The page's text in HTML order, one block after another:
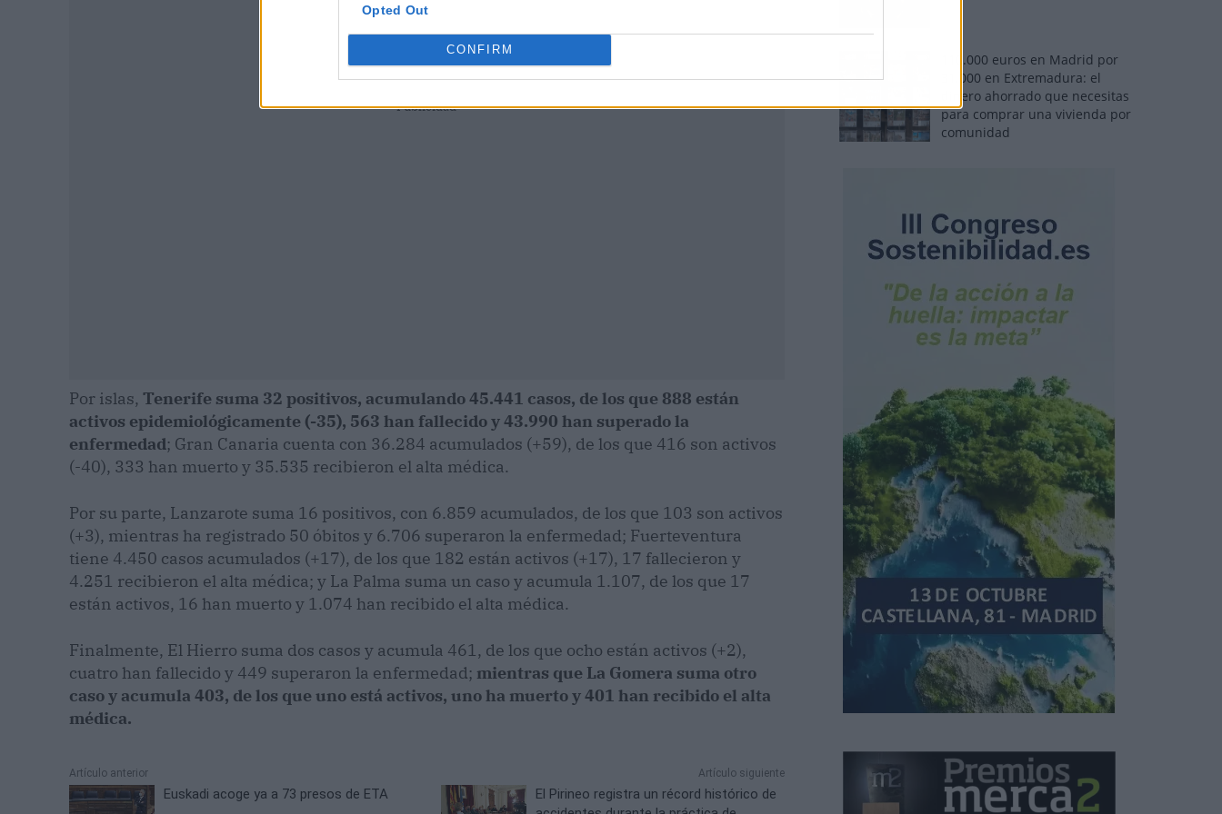
Opted Out
CONFIRM
Publicidad
Por islas, Tenerife suma 32 positivos, acumulando 45.441 casos, de los que 888 están
activos epidemiológicamente (-35), 563 han fallecido y 43.990 han superado la
enfermedad; Gran Canaria cuenta con 36.284 acumulados (+59), de los que 416 son activos
(-40), 333 han muerto y 35.535 recibieron el alta médica.
Por su parte, Lanzarote suma 16 positivos, con 6.859 acumulados, de los que 103 son activos
(+3), mientras ha registrado 50 óbitos y 6.706 superaron la enfermedad; Fuerteventura
tiene 4.450 casos acumulados (+17), de los que 182 están activos (+17), 17 fallecieron y
4.251 recibieron el alta médica; y La Palma suma un caso y acumula 1.107, de los que 17
están activos, 16 han muerto y 1.074 han recibido el alta médica.
Finalmente, El Hierro suma dos casos y acumula 461, de los que ocho están activos (+2),
cuatro han fallecido y 449 superaron la enfermedad; mientras que La Gomera suma otro
caso y acumula 403, de los que uno está activos, uno ha muerto y 401 han recibido el alta
médica.
Artículo anterior
Euskadi acoge ya a 73 presos de ETA
Artículo siguiente
El Pirineo registra un récord histórico de
110.000 euros en Madrid por
31.000 en Extremadura: el
dinero ahorrado que necesitas
para comprar una vivienda por
comunidad